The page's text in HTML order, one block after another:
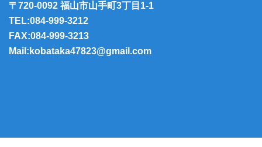
〒720-0092 福山市山手町3丁目1-1
TEL:084-999-3212
FAX:084-999-3213
Mail:kobataka47823@gmail.com